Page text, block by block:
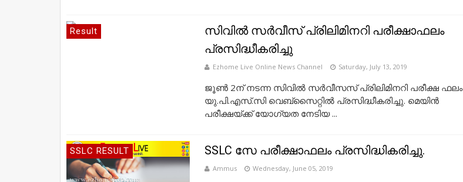
Result
സിവില്‍ സര്‍വീസ് പ്രിലിമിനറി പരീക്ഷാഫലം
പ്രസിദ്ധീകരിച്ചു
Ezhome Live Online News Channel Saturday, July 13, 2019
ജൂണ്‍ 2ന് നടന്ന സിവില്‍ സര്‍വീസസ് പ്രിലിമിനറി പരീക്ഷ ഫലം
യു.പി.എസ്.സി വെബ്‌സൈറ്റില്‍ പ്രസിദ്ധീകരിച്ചു. മെയിന്‍
പരീക്ഷയ്ക്ക് യോഗ്യത നേടിയ ...
SSLC RESULT SSLC സേ പരീക്ഷാഫലം പ്രസിദ്ധികരിച്ചു.
Ammus Wednesday, June 05, 2019